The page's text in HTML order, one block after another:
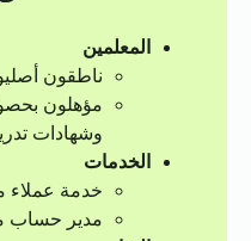
المعلمين
ناطقون
مؤهلون
وشهادات
الخدمات
خدمة عملاء
مدير